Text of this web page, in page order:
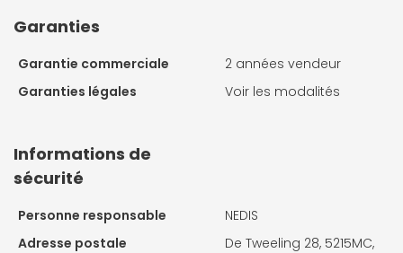
Garanties
Garantie commerciale
2 années vendeur
Garanties légales
Voir les modalités
Informations de
sécurité
Personne responsable
NEDIS
Adresse postale
De Tweeling 28, 5215MC,